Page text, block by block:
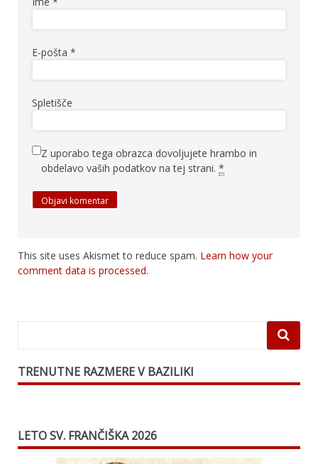
E-pošta *
Spletišče
Z uporabo tega obrazca dovoljujete hrambo in
obdelavo vaših podatkov na tej strani. *
This site uses Akismet to reduce spam. Learn how your
comment data is processed.
TRENUTNE RAZMERE V BAZILIKI
LETO SV. FRANČIŠKA 2026